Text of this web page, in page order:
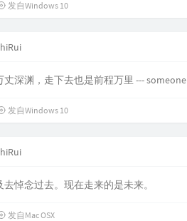
发自Windows 10
丈深渊，走下去也是前程万里 --- someone
发自Windows 10
去悼念过去。现在走来的是未来。
发自Mac OSX